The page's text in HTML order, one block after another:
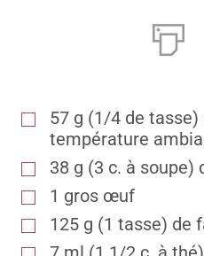
57 g (1/4 de tasse)
température
38 g (3 c. à soupe)
1 gros œuf
125 g (1 tasse) de